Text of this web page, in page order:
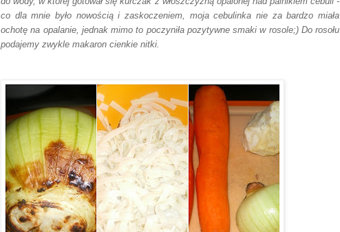
co dla mnie było nowością i zaskoczeniem, moja cebulinka nie za bardzo miała
ochotę na opalanie, jednak mimo to poczyniła pozytywne smaki w rosole;) Do rosołu
podajemy zwykle makaron cienkie nitki.